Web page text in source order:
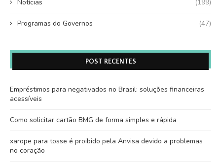
Notícias (199)
Programas do Governos (47)
POST RECENTES
Empréstimos para negativados no Brasil: soluções financeiras
acessíveis
Como solicitar cartão BMG de forma simples e rápida
xarope para tosse é proibido pela Anvisa devido a problemas
no coração